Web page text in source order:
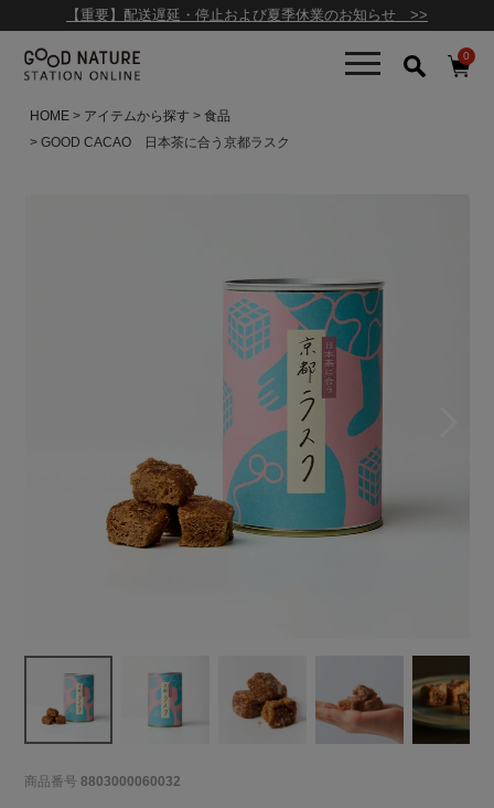
【重要】配送遅延・停止および夏季休業のお知らせ >>
0
HOME アイテムから探す
食品
GOOD CACAO 日本茶に合う京都ラスク
商品番号 8803000060032